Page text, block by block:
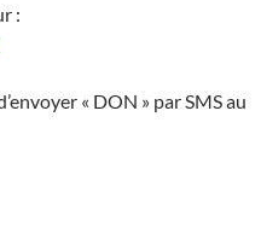
:
« DON » par SMS au